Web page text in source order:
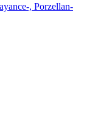
, Porzellan-